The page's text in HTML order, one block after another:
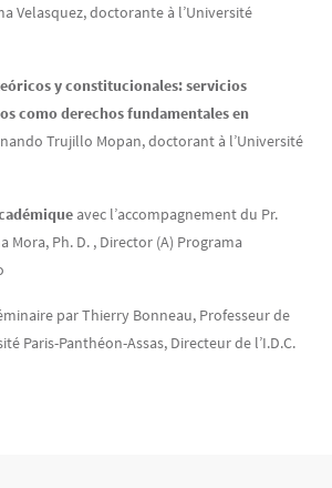
Velasquez, doctorante à l’Université
y constitucionales: servicios
como derechos fundamentales en
Trujillo Mopan, doctorant à l’Université
avec l’accompagnement du Pr.
Mora, Ph. D. , Director (A) Programa
par Thierry Bonneau, Professeur de
Paris-Panthéon-Assas, Directeur de l’I.D.C.